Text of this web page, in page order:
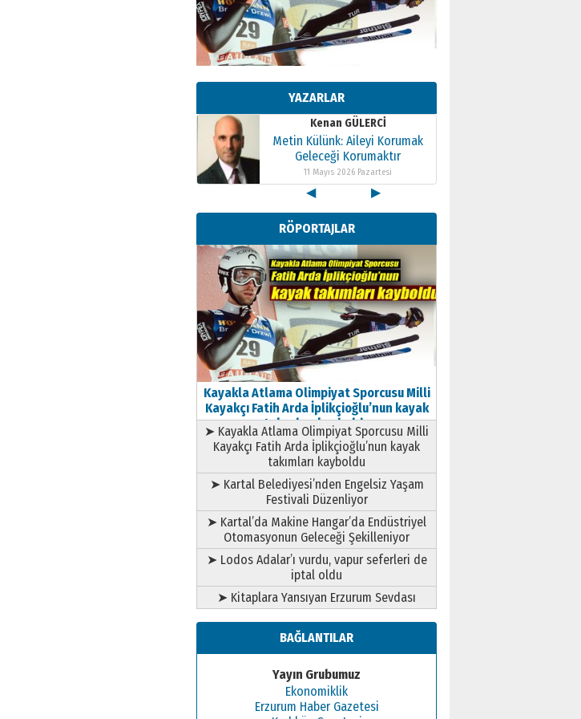
YAZARLAR
Kenan GÜLERCİ
Metin Külünk: Aileyi Korumak
Geleceği Korumaktır
11 Mayıs 2026 Pazartesi
Kenan GÜLERCİ
Metin Külünk: Aileyi Korumak
Geleceği Korumaktır
11 Mayıs 2026 Pazartesi
Kenan GÜLERCİ
Metin Külünk: Aileyi Korumak
Geleceği Korumaktır
11 Mayıs 2026 Pazartesi
◀ ▶
RÖPORTAJLAR
Kayakla Atlama Olimpiyat Sporcusu Milli
Kayakçı Fatih Arda İplikçioğlu’nun kayak
takımları kayboldu
➤ Kayakla Atlama Olimpiyat Sporcusu Milli
Kayakçı Fatih Arda İplikçioğlu’nun kayak
takımları kayboldu
➤ Kartal Belediyesi’nden Engelsiz Yaşam
Festivali Düzenliyor
➤ Kartal’da Makine Hangar’da Endüstriyel
Otomasyonun Geleceği Şekilleniyor
➤ Lodos Adalar’ı vurdu, vapur seferleri de
iptal oldu
➤ Kitaplara Yansıyan Erzurum Sevdası
BAĞLANTILAR
Yayın Grubumuz
Ekonomiklik
Erzurum Haber Gazetesi